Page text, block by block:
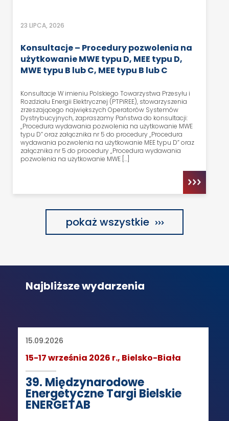
23 LIPCA, 2026
Konsultacje – Procedury pozwolenia na
użytkowanie MWE typu D, MEE typu D,
MWE typu B lub C, MEE typu B lub C
Konsultacje W imieniu Polskiego Towarzystwa Przesyłu i
Rozdziału Energii Elektrycznej (PTPiREE), stowarzyszenia
zrzeszającego największych Operatorów Systemów
Dystrybucyjnych, zapraszamy Państwa do konsultacji:
„Procedura wydawania pozwolenia na użytkowanie MWE
typu D” oraz załącznika nr 5 do procedury „Procedura
wydawania pozwolenia na użytkowanie MEE typu D” oraz
załącznika nr 5 do procedury „Procedura wydawania
pozwolenia na użytkowanie MWE […]
pokaż wszystkie
Najbliższe wydarzenia
15.09.2026
15-17 września 2026 r., Bielsko-Biała
39. Międzynarodowe
Energetyczne Targi Bielskie
ENERGETAB